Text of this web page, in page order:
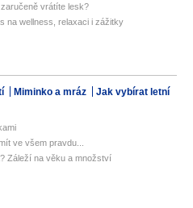
vrátíte lesk?
na wellness, relaxaci i zážitky
Miminko a mráz
Jak vybírat letní
ve všem pravdu...
Záleží na věku a množství